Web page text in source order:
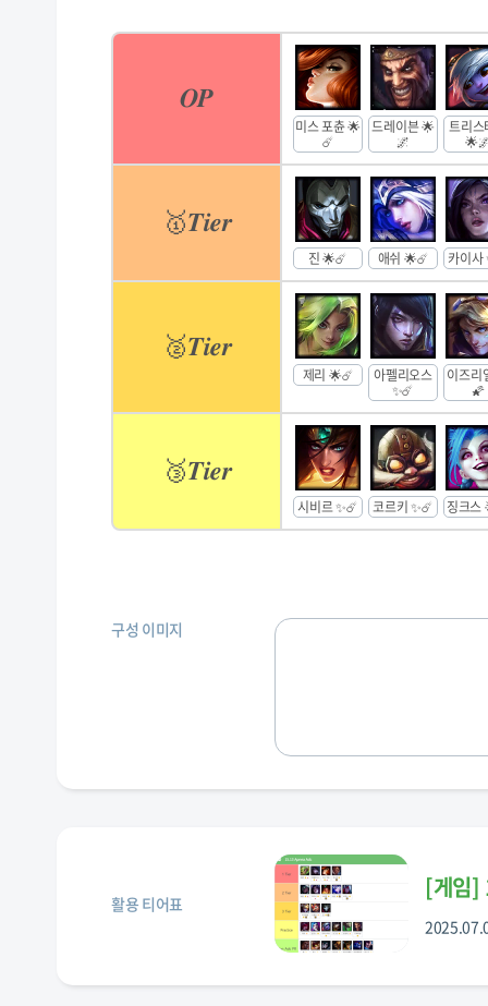
𝑶𝑷
미스 포츈 🌟
☄️
드레이븐 🌟
🌌
트리스
🥇𝑻𝒊𝒆𝒓
진 🌟☄️ 애쉬 🌟☄️ 카이사
🥈𝑻𝒊𝒆𝒓
제리 🌟☄️ 아펠리오스
✨☄️
이즈리
🌠
🥉𝑻𝒊𝒆𝒓
시비르 ✨☄️ 코르키 ✨☄️ 징크스
구성 이미지
활용 티어표
[게임]